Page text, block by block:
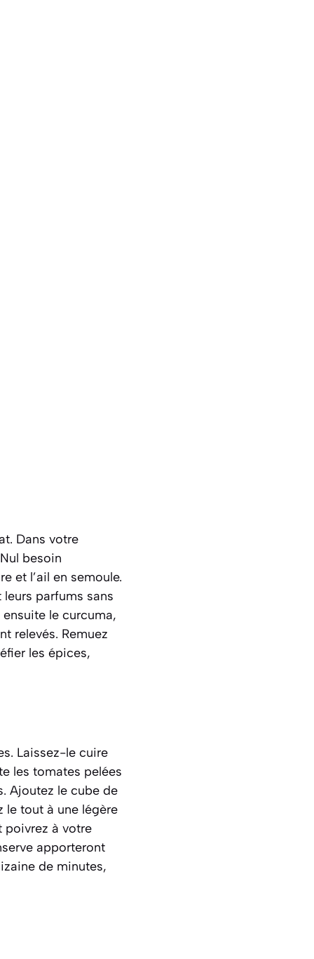
Dans votre
besoin
et l’ail en semoule.
parfums sans
le curcuma,
relevés. Remuez
les épices,
Laissez-le cuire
les tomates pelées
Ajoutez le cube de
le tout à une légère
poivrez à votre
apporteront
de minutes,